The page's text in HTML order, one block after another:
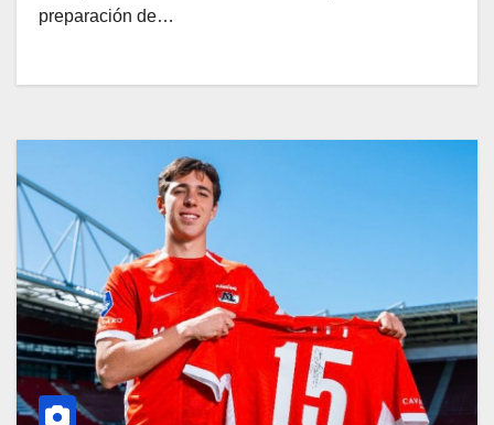
preparación de…